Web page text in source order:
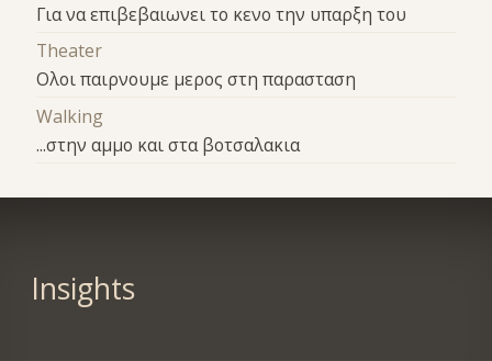
Για να επιβεβαιωνει το κενο την υπαρξη του
Theater
Ολοι παιρνουμε μερος στη παρασταση
Walking
...στην αμμο και στα βοτσαλακια
Insights